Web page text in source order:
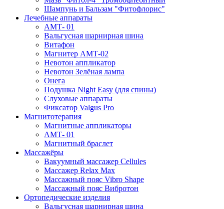
Шампунь и Бальзам "Фитофлорис"
Лечебные аппараты
АМТ- 01
Вальгусная шарнирная шина
Витафон
Магнитер АМТ-02
Невотон аппликатор
Невотон Зелёная лампа
Онега
Подушка Night Easy (для спины)
Слуховые аппараты
Фиксатор Valgus Pro
Магнитотерапия
Магнитные аппликаторы
АМТ- 01
Магнитный браслет
Массажёры
Вакуумный массажер Cellules
Массажер Relax Max
Массажный пояс Vibro Shape
Массажный пояс Вибротон
Ортопедические изделия
Вальгусная шарнирная шина